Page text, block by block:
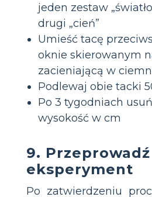
jeden zestaw
drugi „cień”
Umieść tacę
oknie skierowanym
zacieniającą w
Podlewaj obie tacki
Po 3 tygodniach
wysokość w cm
9. Przeprowadź
eksperyment
Po zatwierdzeniu